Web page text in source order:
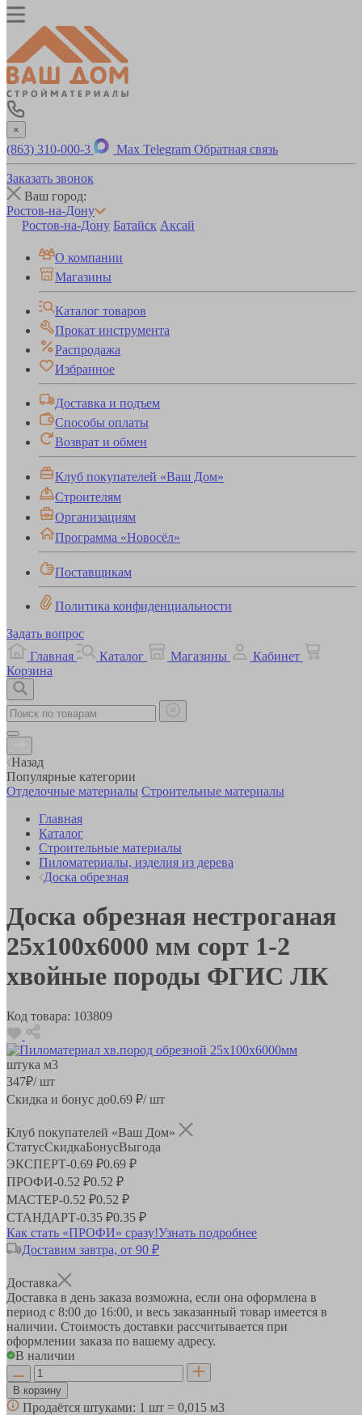
×
(863) 310-000-3 Max Telegram Обратная связь
Заказать звонок
Ваш город:
Ростов-на-Дону
Ростов-на-Дону Батайск Аксай
О компании
Магазины
Каталог товаров
Прокат инструмента
Распродажа
Избранное
Доставка и подъем
Способы оплаты
Возврат и обмен
Клуб покупателей «Ваш Дом»
Строителям
Организациям
Программа «Новосёл»
Поставщикам
Политика конфиденциальности
Задать вопрос
Главная
Каталог Магазины
Кабинет
Корзина
Назад
Популярные категории
Отделочные материалы Строительные материалы
Главная
Каталог
Строительные материалы
Пиломатериалы, изделия из дерева
Доска обрезная
Доска обрезная нестроганая
25х100х6000 мм сорт 1-2
хвойные породы ФГИС ЛК
Код товара: 103809
штука м3
347₽/ шт
Скидка и бонус до0.69 ₽/ шт
Клуб покупателей «Ваш Дом»
СтатусСкидкаБонусВыгода
ЭКСПЕРТ-0.69 ₽0.69 ₽
ПРОФИ-0.52 ₽0.52 ₽
МАСТЕР-0.52 ₽0.52 ₽
СТАНДАРТ-0.35 ₽0.35 ₽
Как стать «ПРОФИ» сразу!Узнать подробнее
Доставим завтра, от 90 ₽
Доставка
Доставка в день заказа возможна, если она оформлена в
период с 8:00 до 16:00, и весь заказанный товар имеется в
наличии. Стоимость доставки рассчитывается при
оформлении заказа по вашему адресу.
В наличии
В корзину
Продаётся штуками: 1 шт = 0,015 м3